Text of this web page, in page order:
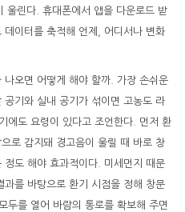
린다. 휴대폰에서 앱을 다운로드 받
이터를 축적해 언제, 어디서나 변화
오면 어떻게 해야 할까. 가장 손쉬운
기와 실내 공기가 섞이면 고농도 라
에도 요령이 있다고 조언한다. 먼저 환
로 감지돼 경고음이 울릴 때 바로 창
도 해야 효과적이다. 미세먼지 때문
를 바탕으로 환기 시점을 정해 창문
두를 열어 바람의 통로를 확보해 주면